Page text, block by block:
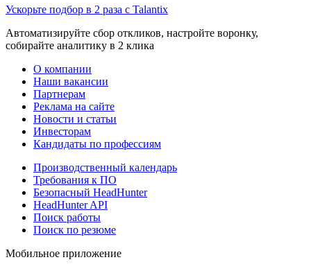
Ускорьте подбор в 2 раза с Talantix
Автоматизируйте сбор откликов, настройте воронку,
собирайте аналитику в 2 клика
О компании
Наши вакансии
Партнерам
Реклама на сайте
Новости и статьи
Инвесторам
Кандидаты по профессиям
Производственный календарь
Требования к ПО
Безопасный HeadHunter
HeadHunter API
Поиск работы
Поиск по резюме
Мобильное приложение